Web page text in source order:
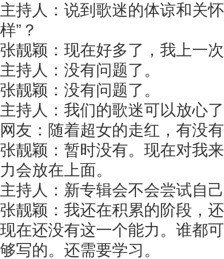
主持人：说到歌迷的体谅和关
样”？
张靓颖：现在好多了，我上一
主持人：没有问题了。
张靓颖：没有问题了。
主持人：我们的歌迷可以放心
网友：随着超女的走红，有没
张靓颖：暂时没有。现在对我
力会放在上面。
主持人：新专辑会不会尝试自
张靓颖：我还在积累的阶段，
现在还没有这一个能力。谁都
够写的。还需要学习。